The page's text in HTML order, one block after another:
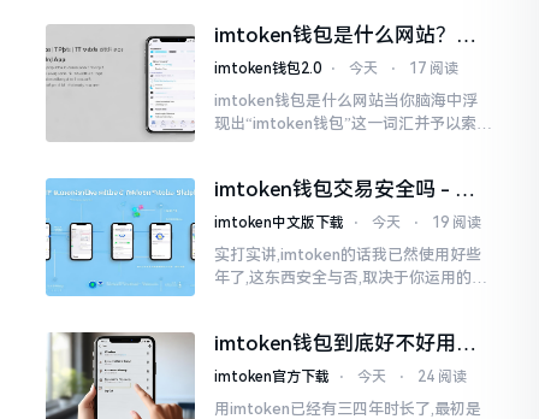
打开钱包查看时
imtoken钱包是什么网站？一
文说清楚这玩意
imtoken钱包2.0 ⋅ 今天 ⋅ 17 阅读
imtoken钱包是什么网站当你脑海中浮
现出“imtoken钱包”这一词汇并予以索求
我也曾短暂错愕
imtoken钱包交易安全吗 - 老
用户的一些心里话
imtoken中文版下载 ⋅ 今天 ⋅ 19 阅读
实打实讲,imtoken的话我已然使用好些
年了,这东西安全与否,取决于你运用的方
睹过非常多的人
imtoken钱包到底好不好用？
老玩家说说真实体验
imtoken官方下载 ⋅ 今天 ⋅ 24 阅读
用imtoken已经有三四年时长了,最初是